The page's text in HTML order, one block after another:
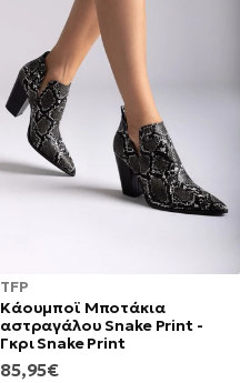
TFP
Κάουμποϊ Μποτάκια
αστραγάλου Snake Print -
Γκρι Snake Print
ΚΑΝΟΝΙΚΉ
85,95€